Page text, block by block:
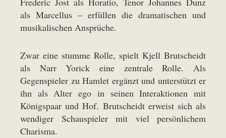
als Marcellus – erfüllen die dramatischen und
musikalischen Ansprüche.
Zwar eine stumme Rolle, spielt Kjell Brutscheidt
als Narr Yorick eine zentrale Rolle. Als
Gegenspieler zu Hamlet ergänzt und unterstützt er
ihn als Alter ego in seinen Interaktionen mit
Königspaar und Hof. Brutscheidt erweist sich als
wendiger Schauspieler mit viel persönlichem
Charisma.